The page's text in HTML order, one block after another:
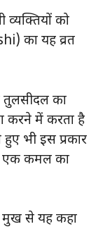
को
का यह व्रत
तुलसीदल का
करने में करता है
भी इस प्रकार
एक कमल का
मुख से यह कहा